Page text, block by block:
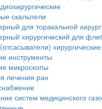
скальпели
для торакальной
хирургический для
хирургические
инструменты
микроскопы
лечения ран
систем медицинского